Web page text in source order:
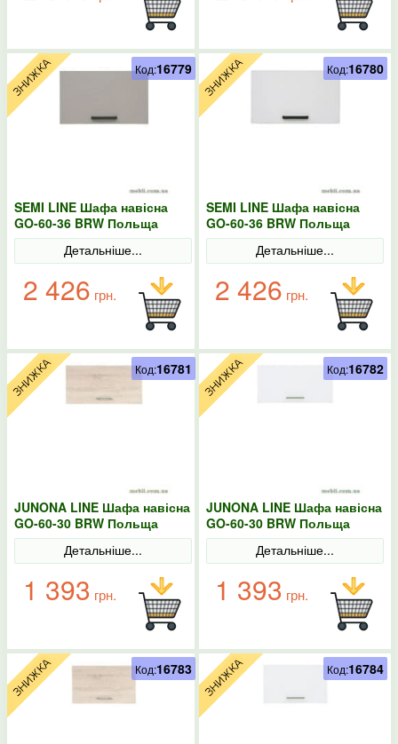
SEMI LINE Шафа навісна
GO-60-36 BRW Польща
конго
Детальніше...
2 426 грн.
Код:16779
SEMI LINE Шафа навісна
GO-60-36 BRW Польща
колір-білий
Детальніше...
2 426 грн.
Код:16780
JUNONA LINE Шафа навісна
GO-60-30 BRW Польща
Сонома
Детальніше...
1 393 грн.
Код:16781
JUNONA LINE Шафа навісна
GO-60-30 BRW Польща
колір-білий
Детальніше...
1 393 грн.
Код:16782
Код:16783 Код:16784